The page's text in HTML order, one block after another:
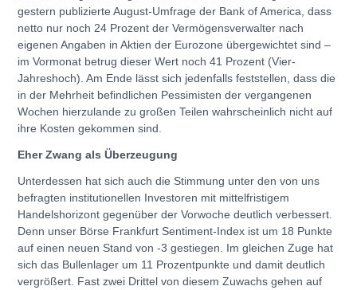
gestern publizierte August-Umfrage der Bank of America, dass
netto nur noch 24 Prozent der Vermögensverwalter nach
eigenen Angaben in Aktien der Eurozone übergewichtet sind –
im Vormonat betrug dieser Wert noch 41 Prozent (Vier-
Jahreshoch). Am Ende lässt sich jedenfalls feststellen, dass die
in der Mehrheit befindlichen Pessimisten der vergangenen
Wochen hierzulande zu großen Teilen wahrscheinlich nicht auf
ihre Kosten gekommen sind.
Eher Zwang als Überzeugung
Unterdessen hat sich auch die Stimmung unter den von uns
befragten institutionellen Investoren mit mittelfristigem
Handelshorizont gegenüber der Vorwoche deutlich verbessert.
Denn unser Börse Frankfurt Sentiment-Index ist um 18 Punkte
auf einen neuen Stand von -3 gestiegen. Im gleichen Zuge hat
sich das Bullenlager um 11 Prozentpunkte und damit deutlich
vergrößert. Fast zwei Drittel von diesem Zuwachs gehen auf